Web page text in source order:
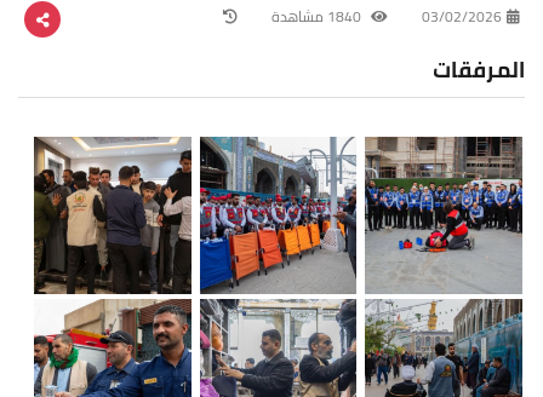
03/02/2026
المرفقات